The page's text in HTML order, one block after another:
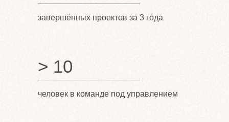
завершённых проектов за 3 года
> 10
человек в команде под управлением